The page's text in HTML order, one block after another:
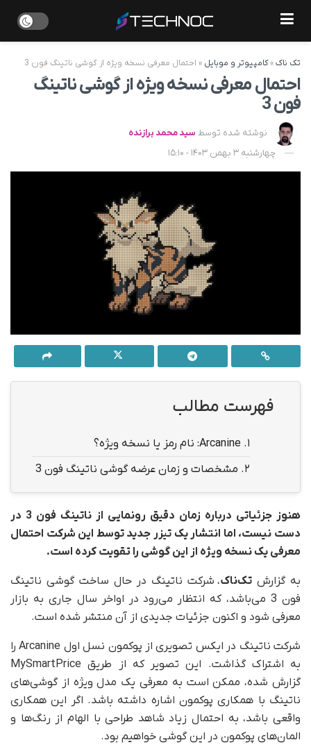
تک ناک»کامپیوتر و موبایل » احتمال معرفی نسخه ویژه از گوشی ناتینگ فون 3
احتمال معرفی نسخه ویژه از گوشی ناتینگ
فون 3
نوشته شده توسط سید محمد برازنده
چهارشنبه 3 بهمن 1403 - 15:10
فهرست مطالب
1. Arcanine: نام رمز یا نسخه ویژه؟
2. مشخصات و زمان عرضه گوشی ناتینگ فون 3
هنوز جزئیاتی درباره زمان دقیق رونمایی از ناتینگ فون 3 در
دست نیست، اما انتشار یک تیزر جدید توسط این شرکت احتمال
معرفی یک نسخه ویژه از این گوشی را تقویت کرده است.
به گزارش تک‌ناک، شرکت ناتینگ در حال ساخت گوشی ناتینگ
فون 3 می‌باشد، که انتظار می‌رود در اواخر سال جاری به بازار
معرفی شود و اکنون جزئیات جدیدی از آن منتشر شده است.
شرکت ناتینگ در ایکس تصویری از پوکمون نسل اول Arcanine را
به اشتراک گذاشت. این تصویر که از طریق MySmartPrice
گزارش شده، ممکن است به معرفی یک مدل ویژه از گوشی‌های
ناتینگ با همکاری پوکمون اشاره داشته باشد. اگر این همکاری
واقعی باشد، به احتمال زیاد شاهد طراحی با الهام از رنگ‌ها و
المان‌های پوکمون در این گوشی خواهیم بود.